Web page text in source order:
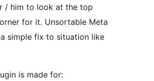
/ him to look at the top
for it. Unsortable Meta
simple fix to situation like
is made for: